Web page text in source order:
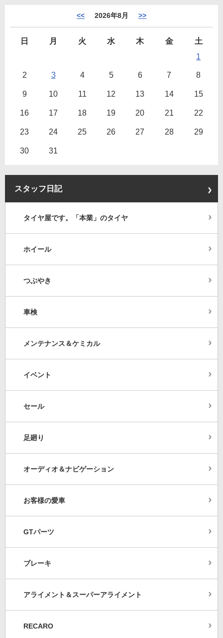
<< 2026年8月 >>
日 月 火 水 木 金
土
1
2 3 4 5 6 7 8
9 10 11 12 13 14 15
16 17 18 19 20 21 22
23 24 25 26 27 28 29
30 31
スタッフ日記
タイヤ屋です。「本業」のタイヤ
ホイール
つぶやき
車検
メンテナンス＆ケミカル
イベント
セール
足廻り
オーディオ＆ナビゲーション
お客様の愛車
GTパーツ
ブレーキ
アライメント＆スーパーアライメント
RECARO